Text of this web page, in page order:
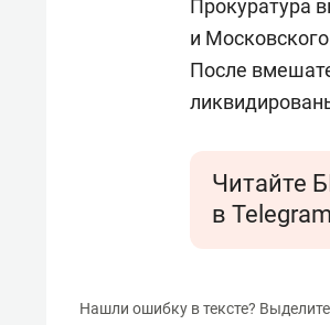
Прокуратура
и
После
Читайте
в Telegram
Нашли ошибку в тексте?